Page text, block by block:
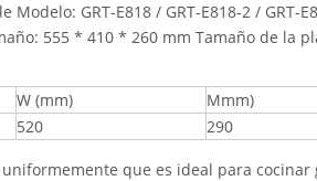
GRT-E818 / GRT-E818-2 / GRT-
555 * 410 * 260 mm Tamaño de la
W (mm)
Mmm)
520 290
que es ideal para cocinar